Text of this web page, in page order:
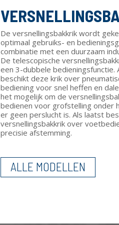
De versnellingsbakkrik wordt
optimaal gebruiks- en
combinatie met een duurzaam
De telescopische
een 3-dubbele bedieningsfunctie.
beschikt deze krik over
bediening voor snel heffen en
het mogelijk om de
bedienen voor grofstelling onder
er geen perslucht is. Als laatst
versnellingsbakkrik over
precisie afstemming.
ALLE MODELLEN